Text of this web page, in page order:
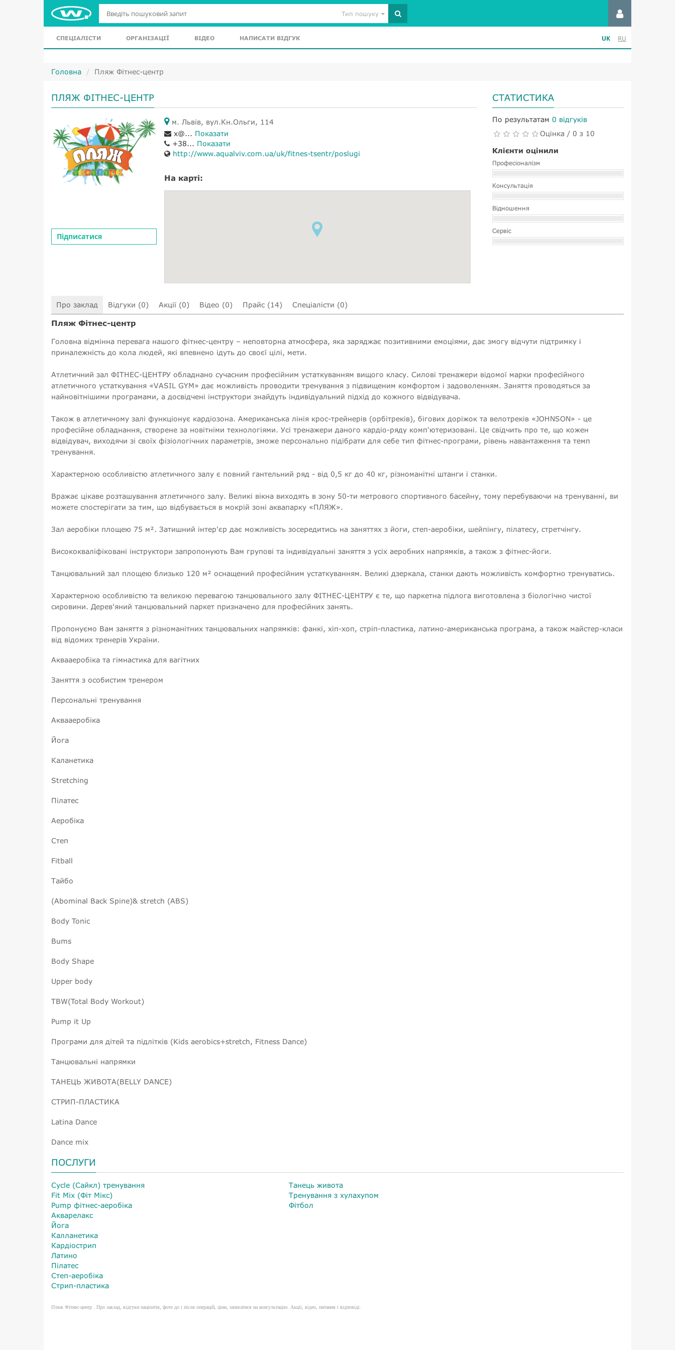
Тип пошуку
СПЕЦІАЛІСТИ ОРГАНІЗАЦІЇ ВІДЕО НАПИСАТИ ВІДГУК UK RU
Головна Пляж Фітнес-центр
ПЛЯЖ ФІТНЕС-ЦЕНТР
Підписатися
м. Львів, вул.Кн.Ольги, 114
x@... Показати
+38... Показати
http://www.aqualviv.com.ua/uk/fitnes-tsentr/poslugi
На карті:
СТАТИСТИКА
По результатам 0 відгуків
Оцінка / 0 з 10
Клієнти оцінили
Професіоналізм
Консультація
Відношення
Сервіс
Про заклад Відгуки (0) Акції (0) Відео (0) Прайс (14) Спеціалісти (0)
Пляж Фітнес-центр
Головна відмінна перевага нашого фітнес-центру – неповторна атмосфера, яка заряджає позитивними емоціями, дає змогу відчути підтримку і
приналежність до кола людей, які впевнено ідуть до своєї цілі, мети.
Атлетичний зал ФІТНЕС-ЦЕНТРУ обладнано сучасним професійним устаткуванням вищого класу. Силові тренажери відомої марки професійного
атлетичного устаткування «VASIL GYM» дає можливість проводити тренування з підвищеним комфортом і задоволенням. Заняття проводяться за
найновітнішими програмами, а досвідчені інструктори знайдуть індивідуальний підхід до кожного відвідувача.
Також в атлетичному залі функціонує кардіозона. Американська лінія крос-трейнерів (орбітреків), бігових доріжок та велотреків «JOHNSON» - це
професійне обладнання, створене за новітніми технологіями. Усі тренажери даного кардіо-ряду комп'ютеризовані. Це свідчить про те, що кожен
відвідувач, виходячи зі своїх фізіологічних параметрів, зможе персонально підібрати для себе тип фітнес-програми, рівень навантаження та темп
тренування.
Характерною особливістю атлетичного залу є повний гантельний ряд - від 0,5 кг до 40 кг, різноманітні штанги і станки.
Вражає цікаве розташування атлетичного залу. Великі вікна виходять в зону 50-ти метрового спортивного басейну, тому перебуваючи на тренуванні, ви
можете спостерігати за тим, що відбувається в мокрій зоні аквапарку «ПЛЯЖ».
Зал аеробіки площею 75 м². Затишний інтер'єр дає можливість зосередитись на заняттях з йоги, степ-аеробіки, шейпінгу, пілатесу, стретчінгу.
Висококваліфіковані інструктори запропонують Вам групові та індивідуальні заняття з усіх аеробних напрямків, а також з фітнес-йоги.
Танцювальний зал площею близько 120 м² оснащений професійним устаткуванням. Великі дзеркала, станки дають можливість комфортно тренуватись.
Характерною особливістю та великою перевагою танцювального залу ФІТНЕС-ЦЕНТРУ є те, що паркетна підлога виготовлена з біологічно чистої
сировини. Дерев'яний танцювальний паркет призначено для професійних занять.
Пропонуємо Вам заняття з різноманітних танцювальних напрямків: фанкі, хіп-хоп, стріп-пластика, латино-американська програма, а також майстер-класи
від відомих тренерів України.
Аквааеробіка та гімнастика для вагітних
Заняття з особистим тренером
Персональні тренування
Аквааеробіка
Йога
Каланетика
Stretching
Пілатес
Аеробіка
Степ
Fitball
Тайбо
(Abominal Back Spine)& stretch (АВS)
Body Tonic
Bums
Body Shape
Upper body
TBW(Total Body Workout)
Pump it Up
Програми для дітей та підлітків (Kids aerobics+stretch, Fitness Dance)
Танцювальні напрямки
ТАНЕЦЬ ЖИВОТА(BELLY DANCE)
СТРИП-ПЛАСТИКА
Latina Dance
Dance mix
ПОСЛУГИ
Cycle (Сайкл) тренування
Fit Mix (Фіт Мікс)
Pump фітнес-аеробіка
Акварелакс
Йога
Калланетика
Кардіострип
Латино
Пілатес
Степ-аеробіка
Стрип-пластика
Танець живота
Тренування з хулахупом
Фітбол
Пляж Фітнес-центр . Про заклад, відгуки пацієнтів, фото до і після операцій, ціни, записатися на консультацію. Акції, відео, питання і відповіді.